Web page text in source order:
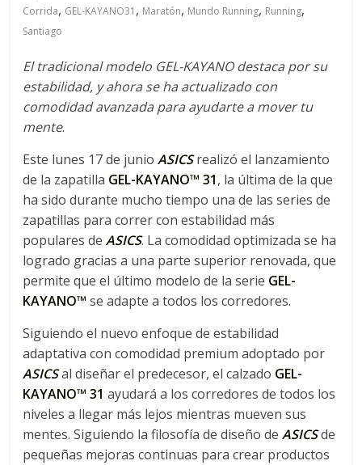
n
g
Corrida, GEL-KAYANO31 , Maratón, Mundo Running, Running,
Santiago
El tradicional modelo GEL-KAYANO destaca por su
estabilidad, y ahora se ha actualizado con
comodidad avanzada para ayudarte a mover tu
mente.
Este lunes 17 de junioASICSrealizó el lanzamiento
de la zapatilla GEL-KAYANO™ 31, la última de la que
ha sido durante mucho tiempo una de las series de
zapatillas para correr con estabilidad más
populares deASICS. La comodidad optimizada se ha
logrado gracias a una parte superior renovada, que
permite que el último modelo de la serie GEL-
KAYANO™ se adapte a todos los corredores.
Siguiendo el nuevo enfoque de estabilidad
adaptativa con comodidad premium adoptado por
ASICSal diseñar el predecesor, el calzado GEL-
KAYANO™ 31 ayudará a los corredores de todos los
niveles a llegar más lejos mientras mueven sus
mentes. Siguiendo la filosofía de diseño deASICSde
pequeñas mejoras continuas para crear productos